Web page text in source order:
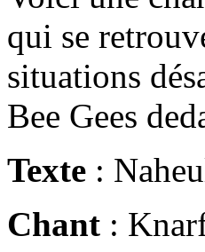
qui se
situations
Bee Gees
Texte :
Chant :